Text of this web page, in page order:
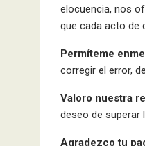
elocuencia, nos
que cada acto de
Permíteme
corregir el error,
Valoro nuestra
deseo de superar
Agradezco tu